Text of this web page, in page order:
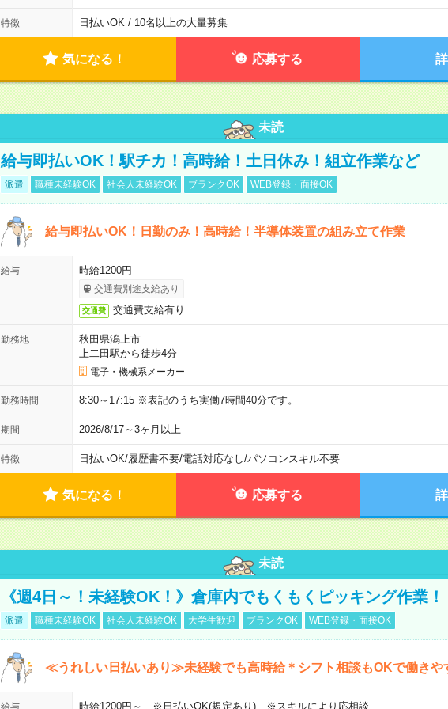
特徴 日払いOK / 10名以上の大量募集
気になる！ 応募する
未読
給与即払いOK！駅チカ！高時給！土日休み！組立作業など
派遣 職種未経験OK 社会人未経験OK ブランクOK WEB登録・面接OK
給与即払いOK！日勤のみ！高時給！半導体装置の組み立て作業
給与 時給1200円
交通費別途支給あり
交通費 交通費支給有り
勤務地
秋田県潟上市
上二田駅から徒歩4分
電子・機械系メーカー
勤務時間 8:30～17:15 ※表記のうち実働7時間40分です。
期間 2026/8/17～3ヶ月以上
特徴 日払いOK/履歴書不要/電話対応なし/パソコンスキル不要
気になる！ 応募する
未読
《週4日～！未経験OK！》倉庫内でもくもくピッキング作業！
派遣 職種未経験OK 社会人未経験OK 大学生歓迎 ブランクOK WEB登録・面接OK
≪うれしい日払いあり≫未経験でも高時給＊シフト相談もOKで働きや
給与 時給1200円～ ※日払いOK(規定あり) ※スキルにより応相談